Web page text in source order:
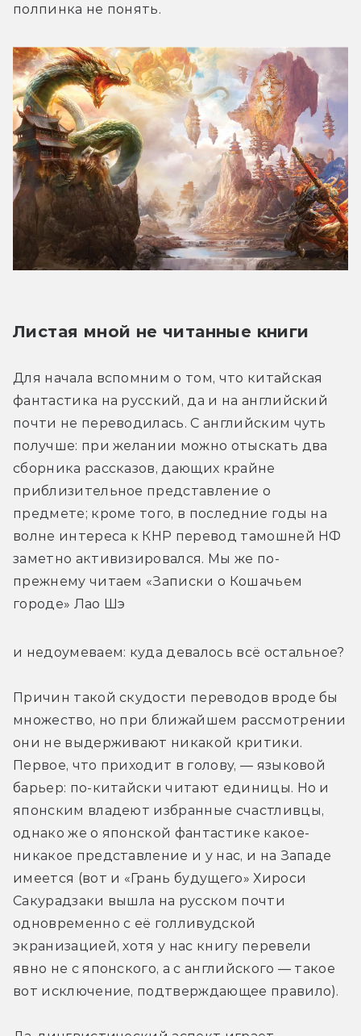
полпинка не понять.
Листая мной не читанные книги
Для начала вспомним о том, что китайская
фантастика на русский, да и на английский
почти не переводилась. С английским чуть
получше: при желании можно отыскать два
сборника рассказов, дающих крайне
приблизительное представление о
предмете; кроме того, в последние годы на
волне интереса к КНР перевод тамошней НФ
заметно активизировался. Мы же по-
прежнему читаем «Записки о Кошачьем
городе» Лао Шэ
и недоумеваем: куда девалось всё остальное?
Причин такой скудости переводов вроде бы
множество, но при ближайшем рассмотрении
они не выдерживают никакой критики.
Первое, что приходит в голову, — языковой
барьер: по-китайски читают единицы. Но и
японским владеют избранные счастливцы,
однако же о японской фантастике какое-
никакое представление и у нас, и на Западе
имеется (вот и «Грань будущего» Хироси
Сакурадзаки вышла на русском почти
одновременно с её голливудской
экранизацией, хотя у нас книгу перевели
явно не с японского, а с английского — такое
вот исключение, подтверждающее правило).